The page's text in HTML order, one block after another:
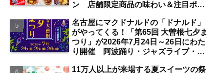
ン 店舗限定商品の味わい＆注目ポイ
津／独自取材】
名古屋にマクドナルドの「ドナルド」
がやってくる！「第65回 大曽根七夕ま
つり」が2026年7月24日～26日にわた
り開催 阿波踊り・ジャズライブ・道
夏祭りの見どころは？【まとめ／大曽
11万人以上が来場する夏スイーツの祭